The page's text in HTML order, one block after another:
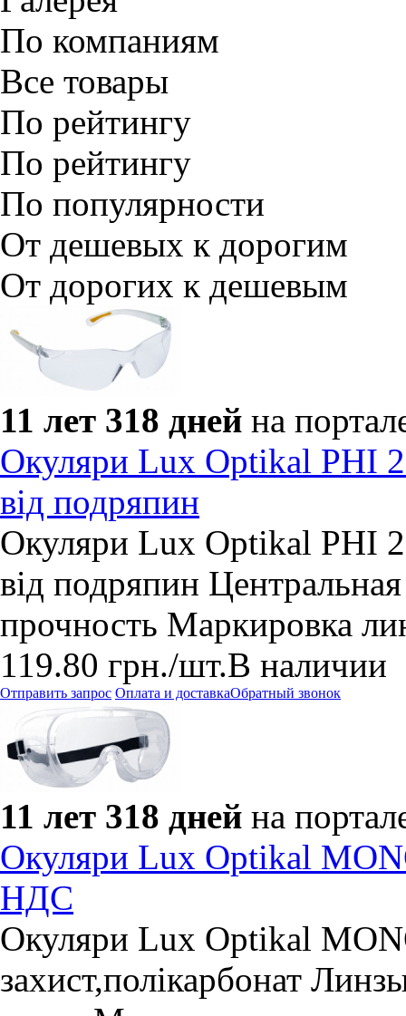
По компаниям
Все товары
По рейтингу
По рейтингу
По популярности
От дешевых к дорогим
От дорогих к дешевым
11 лет 318 дней на
Окуляри Lux Optikal PHI
від подряпин
Окуляри Lux Optikal PHI
від подряпин
прочность Маркировка
119.80 грн./шт.В наличии
Отправить запрос Оплата и доставкаОбратный звонок
11 лет 318 дней на
Окуляри Lux Optikal
НДС
Окуляри Lux Optikal
захист,полікарбонат